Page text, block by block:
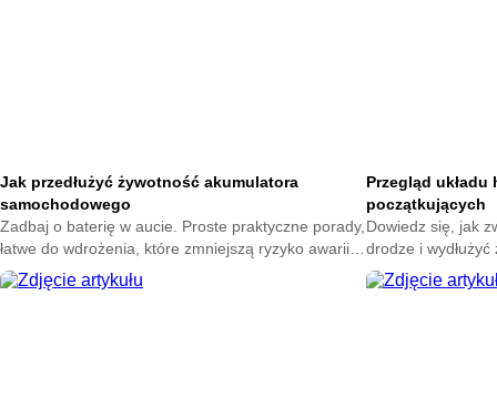
Jak przedłużyć żywotność akumulatora
samochodowego
Zadbaj o baterię w aucie. Proste praktyczne porady,
łatwe do wdrożenia, które zmniejszą ryzyko awarii,
wydłużą czas pracy urządzenia i obniżą koszty
użytkowania samochodu przy minimalnym wysiłku.
Przegląd
początkujących
Dowiedz się, jak
drodze i
prostym,
zaczynających